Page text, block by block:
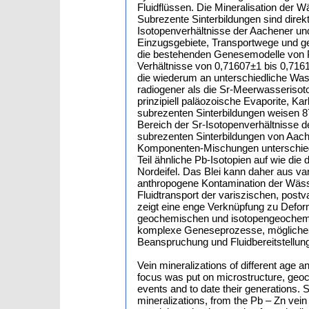
Vein mineralizations of different age and formation were studied in the northern Eifel area and its foreland. The focus was put on microstructure, geochemistry and isotopic composition to characterize discrete fluid flow events and to date their generations. Samples from the geothermal well RWTH – 1 representing Variscan vein mineralizations, from the Pb – Zn vein mineralizations of the mining district Stolberg – Aachen – Kelmis with special emphasis on veins from the limestone quarry Hastenrath of Postvariscan age and from the recent thermal springs of Aachen and Burtscheid were investigated. RWTH – 1 sank down in the town of Aachen in 2004 is situated within the Aachen fold and thrust belt and reached a final depth of 2544 m. From top to the base the bore hole exposed Upper Carboniferous, Upper Devonian and Lower Devonian carbonate and siliciclastic sediments. Three core cuts display intensive hydrothermal veining with variable orientations. These veins are mm to cm wide and represent extension structures with characteristics of deformation and recrystallization in minerals of the rim parts. Calcite, ankerite, dolomite, chlorite, quartz and occasionally pyrite are the typical vein minerals with chlorite found along the vein margins and the carbonates generally in the centre. Crack-seal processes indicate brittle deformation and multiple reactivations of the opening. The chemical compositions of the chlorite from veins of the first and second cored section of the well indicate formation temperatures of 290°C to 370°C. Homogenization temperatures of fluid inclusions found in the vein minerals are < 390°C (Lögering, 2008). These temperatures reflect typical Variscan metamorphic temperatures along the northern part of the Rhenohercynian fold belt (Behr et al., 1993, Muchez et al., 2000). The precipitation of the carbonate minerals within the veins is attributed to cooling of a fluid phase and its change in pH by reaction with the carbonate-bearing wall rocks during uprise in the fault systems of the rocks (compare also Lögering, 2008). The pronounced factionation of rare earth elements suggests that the components of the precipitated carbonate minerals in the veins cannot be derived from the immediate wall rocks aside the veins but must have come from more distant rock volumes. Independant from the stratigraphic level these carbonates are characterized by a significant Eu anomaly which is interpreted to show a carbonate formation at increased temperatures. Initial 87Sr/86Sr ratios of calcite and chlorite of the veins cannot become identical at any times. Thus a Rb-Sr isochrone age of the mineral assemblage of the veins cannot be obtained. Model calculations for the chlorite – carbonate mineral pairs using a paleo-mixing of different Sr isotope compositions suggest a model age of 218±15 Ma (Beiss, 2008) which is similar to 40Ar/39Ar ages of the vein chlorites of 182±18 Ma (Sindern et al., 2008). Of course these "ages" do not correspond to the Variscan formation of the veins. The initial 87Sr/86Sr ratios of carbonate minerals and chlorite, both from the veins, and the fractions of the corresponding host rocks soluble in HCl show a considerable variation for Carboniferous times. Calcite varies from 0,71107±1 to 0,72119±1, Chlorite from 0,71513±4 to 0,72628±3 and the soluble part of the host rocks from 0,71049±1 to 0,72138±1.